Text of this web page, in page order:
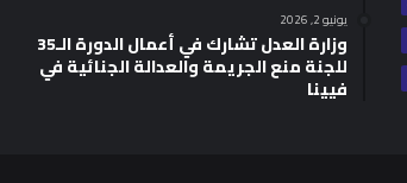
يونيو 2, 2026
وزارة العدل تشارك في أعمال الدورة الـ35
للجنة منع الجريمة والعدالة الجنائية في
فيينا